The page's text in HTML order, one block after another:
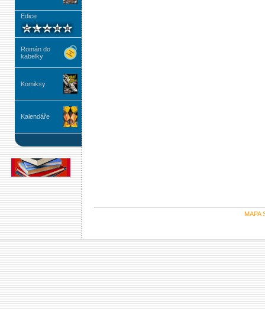
Edice
Román do
kabelky
Komiksy
Kalendáře
MAPA